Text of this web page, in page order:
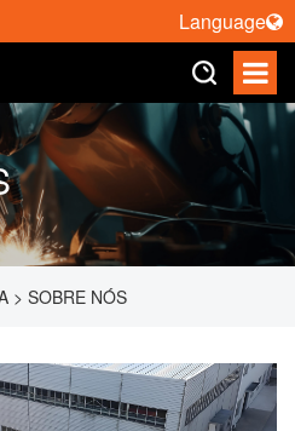
> SOBRE NÓS
Language